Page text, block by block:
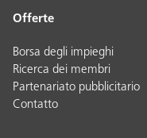
Offerte
Borsa degli impieghi
Ricerca dei membri
Partenariato pubblicitario
Contatto